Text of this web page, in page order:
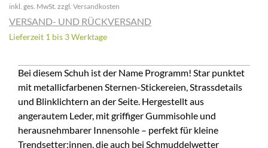
inkl. ges. MwSt. zzgl. Versandkosten
VERSAND- UND RÜCKVERSAND
Lieferzeit 1 bis 3 Werktage
Bei diesem Schuh ist der Name Programm! Star punktet
mit metallicfarbenen Sternen-Stickereien, Strassdetails
und Blinklichtern an der Seite. Hergestellt aus
angerautem Leder, mit griffiger Gummisohle und
herausnehmbarer Innensohle – perfekt für kleine
Trendsetter:innen, die auch bei Schmuddelwetter